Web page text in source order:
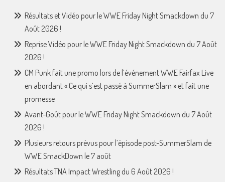
Résultats et Vidéo pour le WWE Friday Night Smackdown du 7
Août 2026 !
Reprise Vidéo pour le WWE Friday Night Smackdown du 7 Août
2026 !
CM Punk fait une promo lors de l’événement WWE Fairfax Live
en abordant « Ce qui s’est passé à SummerSlam » et fait une
promesse
Avant-Goût pour le WWE Friday Night Smackdown du 7 Août
2026 !
Plusieurs retours prévus pour l’épisode post-SummerSlam de
WWE SmackDown le 7 août
Résultats TNA Impact Wrestling du 6 Août 2026 !